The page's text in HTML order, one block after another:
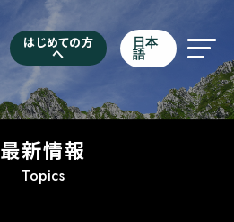
はじめての方
へ
日本
語
最新情報
Topics